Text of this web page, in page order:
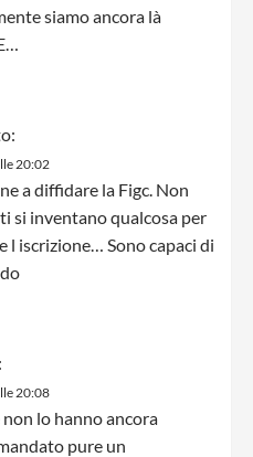
siamo ancora là
20:02
a diffidare la Figc. Non
si inventano qualcosa per
l iscrizione… Sono capaci di
20:08
non lo hanno ancora
pure un